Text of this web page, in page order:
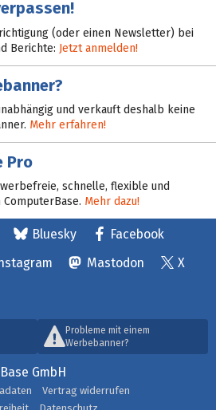
(oder einen Newsletter) bei
Berichte: Jetzt anmelden!
und verkauft deshalb keine
Mehr erfahren!
Pro
schnelle, flexible und
Mehr dazu!
Bluesky
Facebook
Mastodon
X
Probleme mit einem
Werbebanner?
GmbH
Vertrag widerrufen